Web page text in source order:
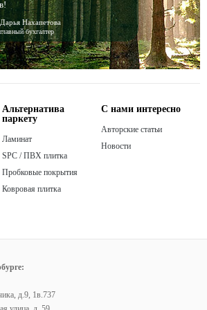
Дарья Нахапетова
главный бухгалтер
Альтернатива
паркету
Ламинат
SPC / ПВХ плитка
Пробковые покрытия
Ковровая плитка
С нами интересно
Авторские статьи
Новости
д.9, 1в.737